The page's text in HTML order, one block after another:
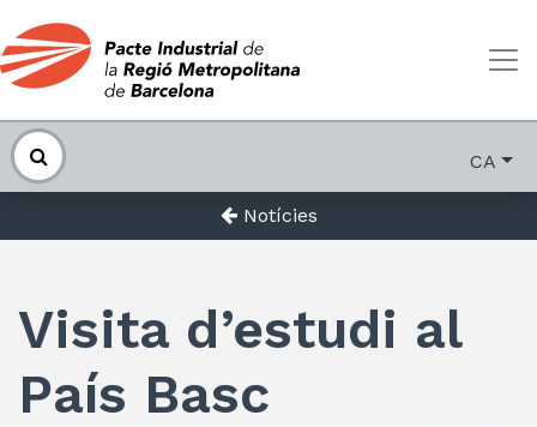
CA
Notícies
Visita d’estudi al
País Basc